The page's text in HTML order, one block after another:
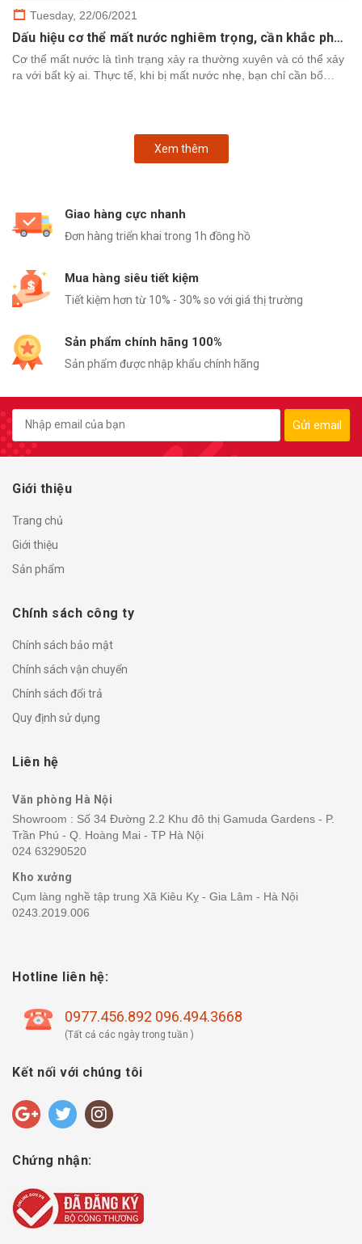
Tuesday, 22/06/2021
Dấu hiệu cơ thể mất nước nghiêm trọng, cần khắc phục nhanh chóng
Cơ thể mất nước là tình trạng xảy ra thường xuyên và có thể xảy
ra với bất kỳ ai. Thực tế, khi bị mất nước nhẹ, bạn chỉ cần bổ
Xem thêm
Giao hàng cực nhanh
Đơn hàng triển khai trong 1h đồng hồ
Mua hàng siêu tiết kiệm
Tiết kiệm hơn từ 10% - 30% so với giá thị trường
Sản phẩm chính hãng 100%
Sản phẩm được nhập khẩu chính hãng
Gửi email
Giới thiệu
Trang chủ
Giới thiệu
Sản phẩm
Chính sách công ty
Chính sách bảo mật
Chính sách vận chuyển
Chính sách đổi trả
Quy định sử dụng
Liên hệ
Văn phòng Hà Nội
Showroom : Số 34 Đường 2.2 Khu đô thị Gamuda Gardens - P.
Trần Phú - Q. Hoàng Mai - TP Hà Nội
024 63290520
Kho xưởng
Cụm làng nghề tập trung Xã Kiêu Kỵ - Gia Lâm - Hà Nội
0243.2019.006
Hotline liên hệ:
0977.456.892 096.494.3668
(Tất cả các ngày trong tuần )
Kết nối với chúng tôi
Chứng nhận: